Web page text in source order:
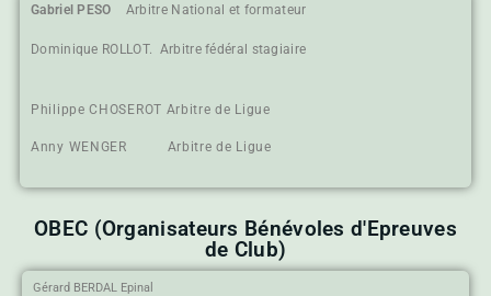
Gabriel PESO Arbitre National et formateur
Dominique ROLLOT. Arbitre fédéral stagiaire
Philippe CHOSEROT Arbitre de Ligue
Anny WENGER Arbitre de Ligue
OBEC (Organisateurs Bénévoles d'Epreuves
de Club)
Gérard BERDAL Epinal